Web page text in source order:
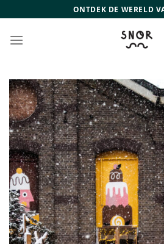
naar
inhoud
ONTDEK DE WERELD